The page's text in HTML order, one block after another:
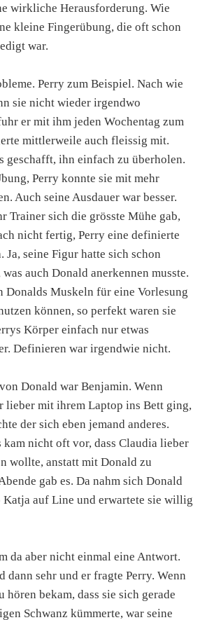
wirkliche Herausforderung. Wie
kleine Fingerübung, die oft schon
war.
Perry zum Beispiel. Nach wie
sie nicht wieder irgendwo
er mit ihm jeden Wochentag zum
mittlerweile auch fleissig mit.
geschafft, ihn einfach zu überholen.
Perry konnte sie mit mehr
Auch seine Ausdauer war besser.
Trainer sich die grösste Mühe gab,
nicht fertig, Perry eine definierte
Ja, seine Figur hatte sich schon
auch Donald anerkennen musste.
Donalds Muskeln für eine Vorlesung
können, so perfekt waren sie
Körper einfach nur etwas
Definieren war irgendwie nicht.
Donald war Benjamin. Wenn
lieber mit ihrem Laptop ins Bett ging,
der sich eben jemand anderes.
kam nicht oft vor, dass Claudia lieber
wollte, anstatt mit Donald zu
gab es. Da nahm sich Donald
Katja auf Line und erwartete sie willig
da aber nicht einmal eine Antwort.
dann sehr und er fragte Perry. Wenn
hören bekam, dass sie sich gerade
Schwanz kümmerte, war seine